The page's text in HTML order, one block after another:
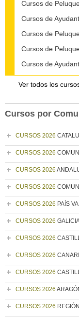
Cursos de
Cursos de
Cursos de
Cursos de
Cursos de
Ver todos los
Cursos por
CURSOS 2026
CURSOS 2026
CURSOS 2026
CURSOS 2026
CURSOS 2026 PAÍS
CURSOS 2026
CURSOS 2026
CURSOS 2026
CURSOS 2026
CURSOS 2026
CURSOS 2026